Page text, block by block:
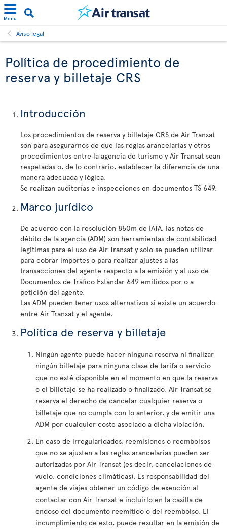
Menú
Aviso legal
Política de procedimiento de
reserva y billetaje CRS
Introducción
Los procedimientos de reserva y billetaje CRS de Air Transat
son para asegurarnos de que las reglas arancelarias y otros
procedimientos entre la agencia de turismo y Air Transat sean
respetadas o, de lo contrario, establecer la diferencia de una
manera adecuada y lógica.
Se realizan auditorías e inspecciones en documentos TS 649.
Marco jurídico
De acuerdo con la resolución 850m de IATA, las notas de
débito de la agencia (ADM) son herramientas de contabilidad
legítimas para el uso de Air Transat y solo se pueden utilizar
para cobrar importes o para realizar ajustes a las
transacciones del agente respecto a la emisión y al uso de
Documentos de Tráfico Estándar 649 emitidos por o a
petición del agente.
Las ADM pueden tener usos alternativos si existe un acuerdo
entre Air Transat y el agente.
Política de reserva y billetaje
Ningún agente puede hacer ninguna reserva ni finalizar
ningún billetaje para ninguna clase de tarifa o servicio
que no esté disponible en el momento en que la reserva
o el billetaje se ha realizado o finalizado. Air Transat se
reserva el derecho de cancelar cualquier reserva o
billetaje que no cumpla con lo anterior, y de emitir una
ADM por cualquier coste asociado a dicha violación.
En caso de irregularidades, reemisiones o reembolsos
que no se ajusten a las reglas arancelarias pueden ser
autorizadas por Air Transat (es decir, cancelaciones de
vuelo, condiciones climáticas). Es responsabilidad del
agente de viajes obtener un código de exención al
contactar con Air Transat e incluirlo en la casilla de
endoso del documento reemitido o del reembolso. El
incumplimiento de esto, puede resultar en la emisión de